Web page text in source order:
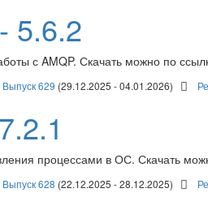
5.6.2
с AMQP. Скачать можно по
Выпуск 629 (29.12.2025 - 04.01.2026)
процессами в ОС. Скачать
Выпуск 628 (22.12.2025 - 28.12.2025)